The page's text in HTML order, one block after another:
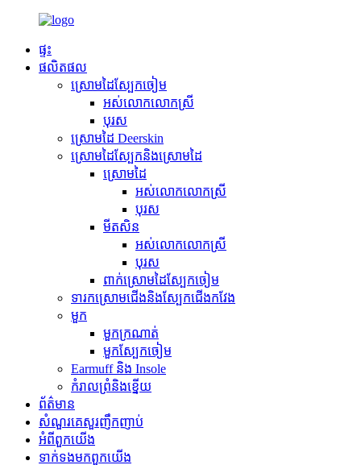
ផ្ទះ
ផលិតផល
ស្រោមដៃស្បែកចៀម
អស់លោកលោកស្រី
បុរស
ស្រោមដៃ Deerskin
ស្រោមដៃស្បែកនិងស្រោមដៃ
ស្រោមដៃ
អស់លោកលោកស្រី
បុរស
មីតសិន
អស់លោកលោកស្រី
បុរស
ពាក់ស្រោមដៃស្បែកចៀម
ទារកស្រោមជើងនិងស្បែកជើងកវែង
មួក
មួកក្រណាត់
មួកស្បែកចៀម
Earmuff និង Insole
កំរាលព្រំនិងខ្នើយ
ព័ត៌មាន
សំណួរគេសួរញឹកញាប់
អំពី​ពួក​យើង
ទាក់ទង​មក​ពួក​យើង